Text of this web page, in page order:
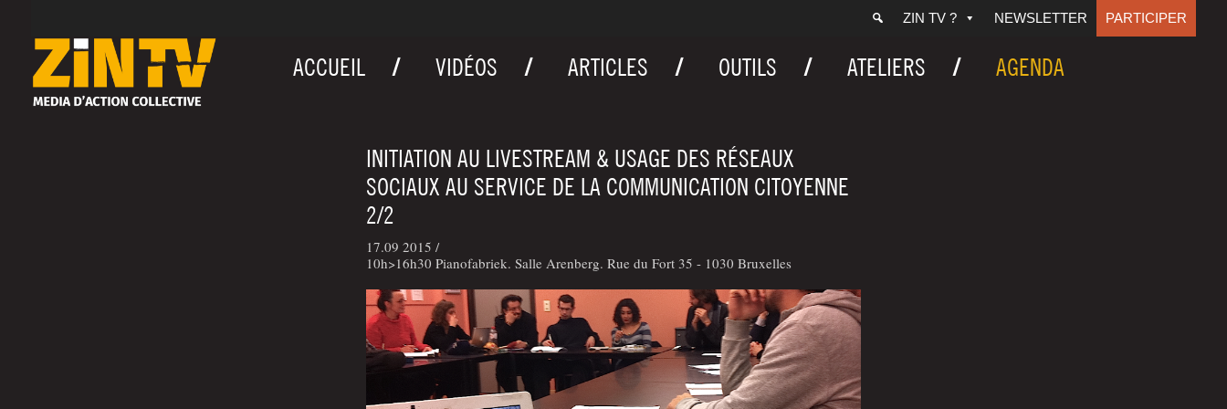
ZIN TV ? NEWSLETTER PARTICIPER
ACCUEIL VIDÉOS ARTICLES OUTILS ATELIERS AGENDA
INITIATION AU LIVESTREAM & USAGE DES RÉSEAUX
SOCIAUX AU SERVICE DE LA COMMUNICATION CITOYENNE
2/2
17.09 2015 /
10h>16h30 Pianofabriek. Salle Arenberg. Rue du Fort 35 - 1030 Bruxelles